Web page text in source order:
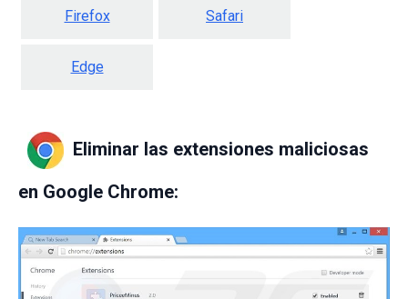
Firefox Safari
Edge
Eliminar las extensiones maliciosas
en Google Chrome: